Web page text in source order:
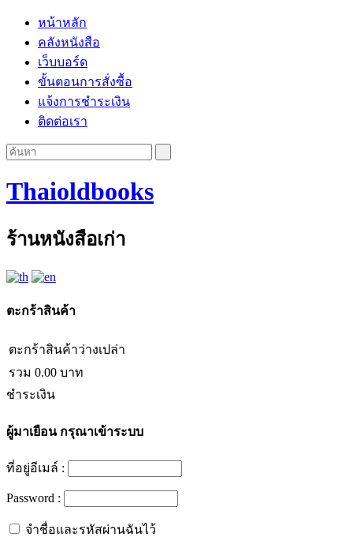
หน้าหลัก
คลังหนังสือ
เว็บบอร์ด
ขั้นตอนการสั่งซื้อ
แจ้งการชำระเงิน
ติดต่อเรา
Thaioldbooks
ร้านหนังสือเก่า
ตะกร้าสินค้า
ตะกร้าสินค้าว่างเปล่า
รวม 0.00 บาท
ชำระเงิน
ผู้มาเยือนกรุณาเข้าระบบ
ที่อยู่อีเมล์ :
Password :
จำชื่อและรหัสผ่านฉันไว้